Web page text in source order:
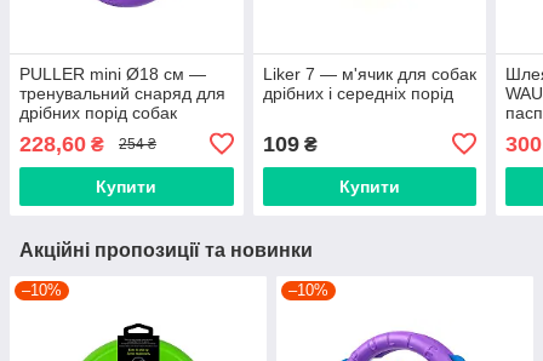
PULLER mini Ø18 см —
тренувальний снаряд для
дрібних порід собак
228,60 ₴ 254 ₴
Купити
Liker 7 — м'ячик для собак
дрібних і середніх порід
109₴
Купити
300
Акційні пропозиції та новинки
–10% –10%